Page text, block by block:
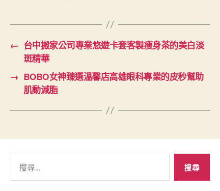
← 台中搬家公司專業悠遊卡套客製瘦身茶的美白淡
斑精華
→ BOBO女神臻選溫馨店高雄眼科專業的皮秒幫助
肌動減脂
關